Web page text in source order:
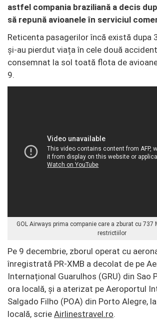
astfel compania braziliană a decis
să repună avioanele în serviciul
Reticenta pasagerilor încă există dupa
și-au pierdut viața în cele două
consemnat la sol toată flota de
9.
GOL Airways prima companie care a zburat cu 737
restrictiilor
Pe 9 decembrie, zborul operat cu
înregistrată PR-XMB a decolat de pe
Internațional Guarulhos (GRU) din Sao
ora locală, și a aterizat pe Aeroportul
Salgado Filho (POA) din Porto Alegre,
locală, scrie Airlinestravel.ro.